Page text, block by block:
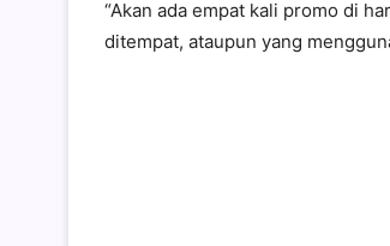
“Akan ada empat kali promo di
ditempat, ataupun yang